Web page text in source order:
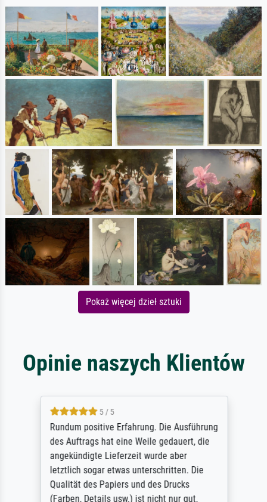
Pokaż więcej dzieł sztuki
Opinie naszych Klientów
5 / 5
Rundum positive Erfahrung. Die Ausführung
des Auftrags hat eine Weile gedauert, die
angekündigte Lieferzeit wurde aber
letztlich sogar etwas unterschritten. Die
Qualität des Papiers und des Drucks
(Farben, Details usw.) ist nicht nur gut,